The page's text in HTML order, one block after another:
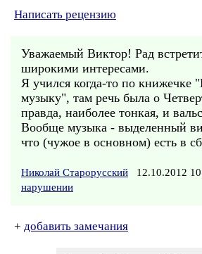
Написать рецензию
Уважаемый Виктор! Рад
широкими интересами.
Я учился когда-то по книжечке
музыку", там речь была о
правда, наиболее тонкая, и
Вообще музыка - выделенный
что (чужое в основном) есть в
Николай Старорусский 12.10.2012
нарушении
+ добавить замечания